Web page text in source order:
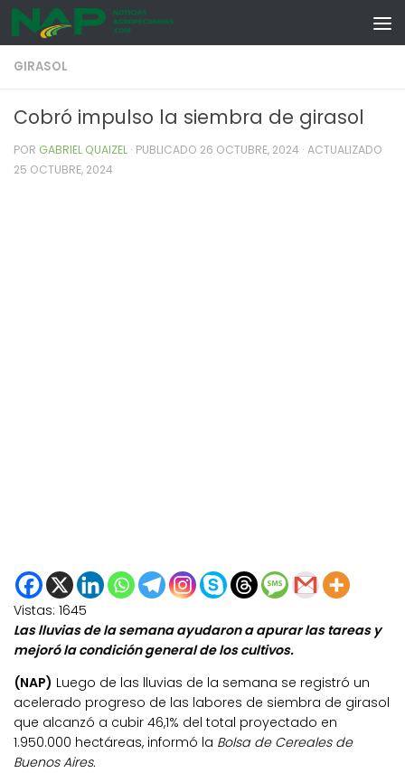
Skip to content
GIRASOL
Cobró impulso la siembra de girasol
POR GABRIEL QUAIZEL · PUBLICADO 26 OCTUBRE, 2024 · ACTUALIZADO
25 OCTUBRE, 2024
Vistas: 1645
Las lluvias de la semana ayudaron a apurar las tareas y
mejoró la condición general de los cultivos.
(NAP) Luego de las lluvias de la semana se registró un
acelerado progreso de las labores de siembra de girasol
que alcanzó a cubir 46,1% del total proyectado en
1.950.000 hectáreas, informó la Bolsa de Cereales de
Buenos Aires.